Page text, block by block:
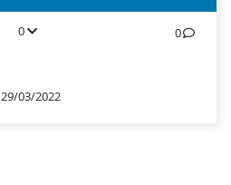
0 0
29/03/2022